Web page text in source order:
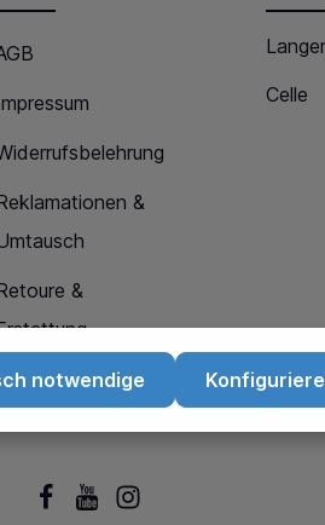
Celle
&
&
notwendige